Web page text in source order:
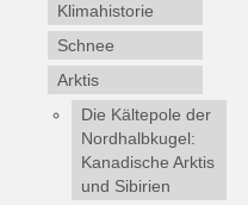
Klimahistorie
Schnee
Arktis
Die Kältepole der
Nordhalbkugel:
Kanadische Arktis
und Sibirien